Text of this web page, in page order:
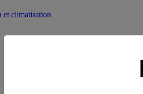
et climatisation